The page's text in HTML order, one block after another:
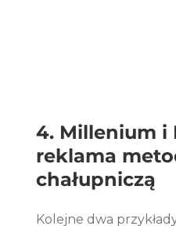
4. Millenium i
reklama
chałupniczą
Kolejne dwa